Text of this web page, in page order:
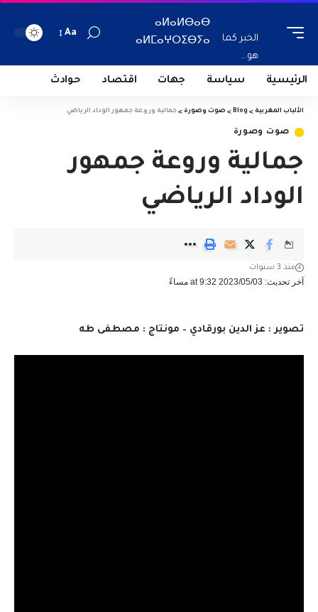
الخبر كما
هو...
ⴰⵍⴰⵍⴱⴰⴱ
ⴰⵍⵎⴰⵖⵔⵉⴱⵢⴰ
Aa
الرئيسية سياسة جهات اقتصاد حوادث
الألباب المغربية >
Blog
> صوت وصورة > جمالية وروعة جمهور الوداد الرياضي
صوت وصورة
جمالية وروعة جمهور
الوداد الرياضي
آخر تحديث: 2023/05/03 at 9:32 مساءً
منذ 3 سنوات
تصوير : عز الدين بورقادي – مونتاج : مصطفى طه